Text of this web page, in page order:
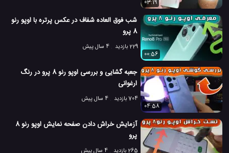
03:19
شب فوق العاده شفاف در عکس پرتره با اوپو رنو
8 پرو
229 بازدید
4 سال پیش
00:56
جعبه گشایی و بررسی اوپو رنو 8 پرو در رنگ
ارغوانی
704 بازدید
4 سال پیش
04:58
آزمایش خراش دادن صفحه نمایش اوپو رنو 8
پرو
265 بازدید 4 سال پیش